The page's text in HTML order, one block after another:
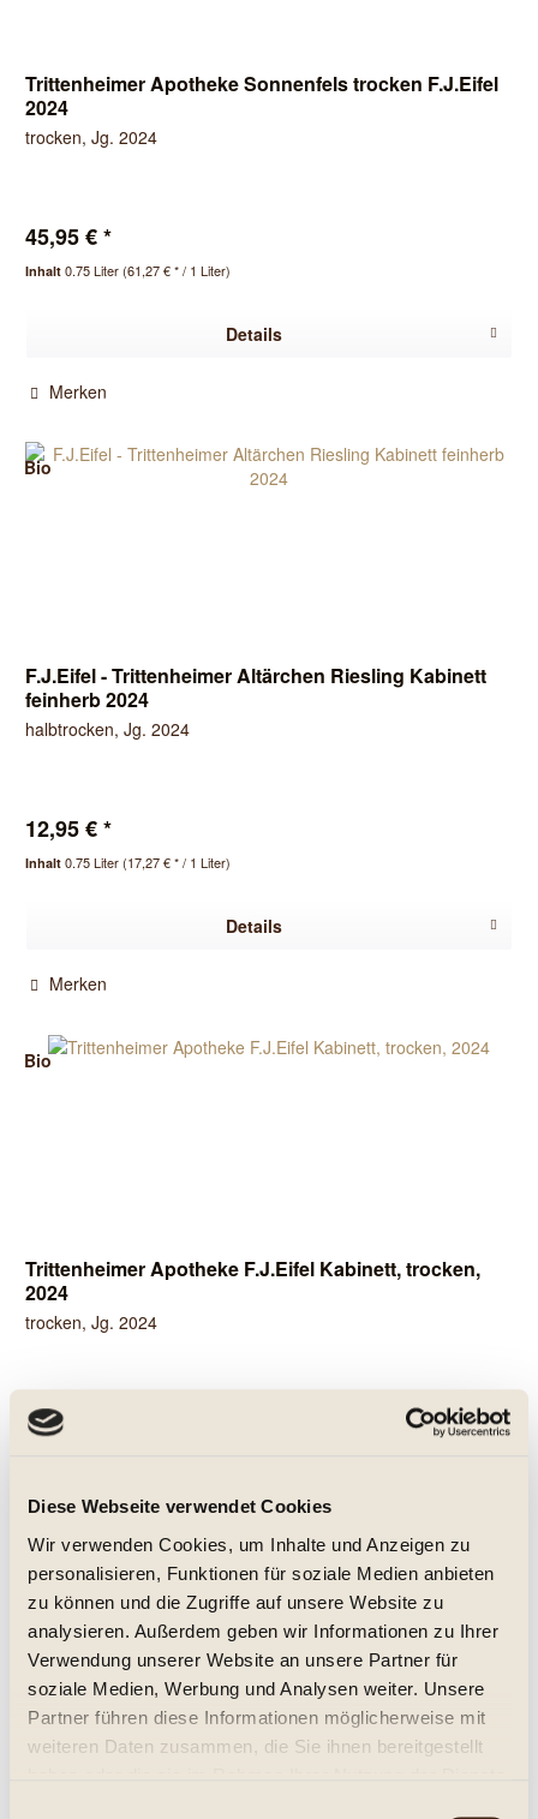
Diese Webseite verwendet Cookies
Wir verwenden Cookies, um Inhalte und Anzeigen zu
personalisieren, Funktionen für soziale Medien anbieten
zu können und die Zugriffe auf unsere Website zu
analysieren. Außerdem geben wir Informationen zu Ihrer
Verwendung unserer Website an unsere Partner für
soziale Medien, Werbung und Analysen weiter. Unsere
Partner führen diese Informationen möglicherweise mit
weiteren Daten zusammen, die Sie ihnen bereitgestellt
Trittenheimer Apotheke Sonnenfels trocken F.J.Eifel
2024
trocken, Jg. 2024
45,95 € *
Inhalt0.75 Liter(61,27 € * / 1 Liter)
Details
Merken
Bio
F.J.Eifel - Trittenheimer Altärchen Riesling Kabinett
feinherb 2024
halbtrocken, Jg. 2024
12,95 € *
Inhalt0.75 Liter(17,27 € * / 1 Liter)
Details
Merken
Bio
Trittenheimer Apotheke F.J.Eifel Kabinett, trocken,
2024
trocken, Jg. 2024
12,95 € *
Details
Merken